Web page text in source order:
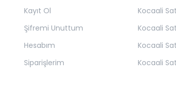
Kayıt Ol
Şifremi Unuttum
Hesabım
Siparişlerim
Kocaali
Kocaali
Kocaali
Kocaali